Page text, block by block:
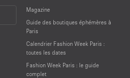
Magazine
Guide des boutiques éphémères à
Paris
Calendrier Fashion Week Paris :
toutes les dates
Fashion Week Paris : le guide
complet